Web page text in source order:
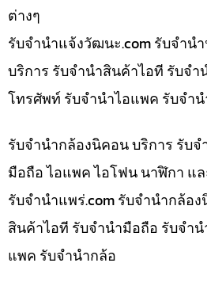
ต่างๆ
รับจํานําแจ้งวัฒนะ.com รับจำน
บริการ รับจำนำสินค้าไอที รับจำ
โทรศัพท์ รับจำนำไอแพค รับจำ
รับจำนำกล้องนิคอน บริการ รับ
มือถือ ไอแพค ไอโฟน นาฬิกา แ
รับจํานําแพร่.com รับจำนำกล้อ
สินค้าไอที รับจำนำมือถือ รับจำ
แพค รับจำนำกล้อ